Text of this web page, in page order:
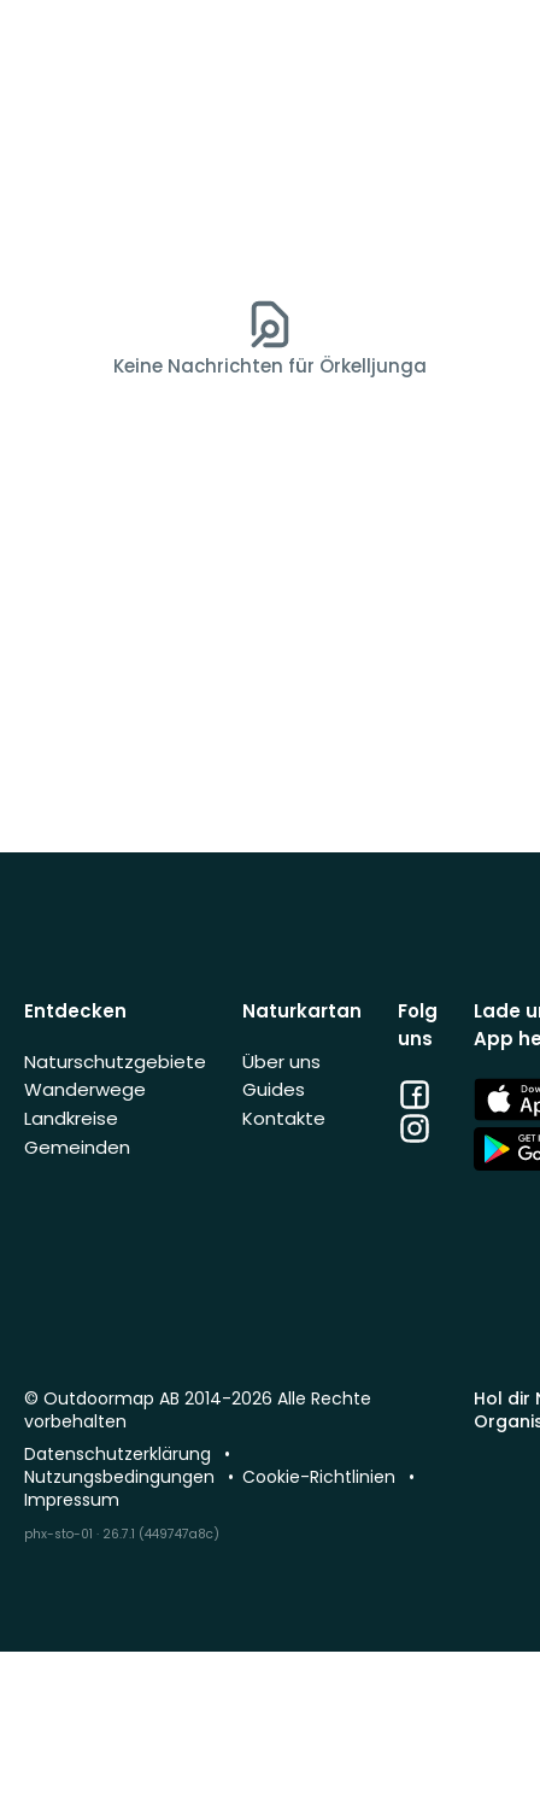
Keine Nachrichten für Örkelljunga
Entdecken
Naturschutzgebiete
Wanderwege
Landkreise
Gemeinden
Naturkartan
Über uns
Guides
Kontakte
Folg
uns
Facebook
Instagram
Lade
App
App
Store
App
Store
Hol dir
© Outdoormap AB 2014-2026 Alle Rechte
vorbehalten
Datenschutzerklärung
Nutzungsbedingungen
Cookie-Richtlinien
Impressum
phx-sto-01 · 26.7.1 (449747a8c)